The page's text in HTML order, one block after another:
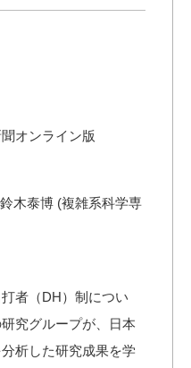
オンライン版
木泰博 (複雑系科学専
者（DH）制につい
究グループが、日本
析した研究成果を学